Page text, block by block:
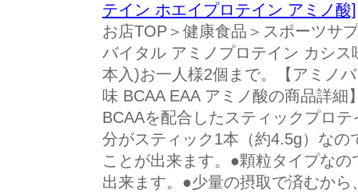
テイン ホエイプロテイン アミノ酸]
お店TOP＞健康食品＞スポーツサ
バイタル アミノプロテイン カシ
本入)お一人様2個まで。【アミノ
味 BCAA EAA アミノ酸の商品詳
BCAAを配合したスティックプロ
分がスティック1本（約4.5g）な
ことが出来ます。●顆粒タイプな
出来ます。●少量の摂取で済むか